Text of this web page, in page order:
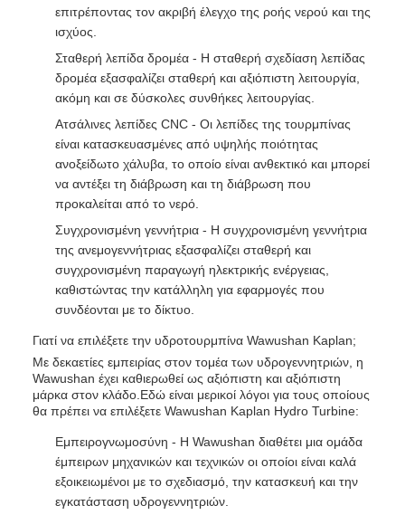
επιτρέποντας τον ακριβή έλεγχο της ροής νερού και της
ισχύος.
Σταθερή λεπίδα δρομέα - Η σταθερή σχεδίαση λεπίδας
δρομέα εξασφαλίζει σταθερή και αξιόπιστη λειτουργία,
ακόμη και σε δύσκολες συνθήκες λειτουργίας.
Ατσάλινες λεπίδες CNC - Οι λεπίδες της τουρμπίνας
είναι κατασκευασμένες από υψηλής ποιότητας
ανοξείδωτο χάλυβα, το οποίο είναι ανθεκτικό και μπορεί
να αντέξει τη διάβρωση και τη διάβρωση που
προκαλείται από το νερό.
Συγχρονισμένη γεννήτρια - Η συγχρονισμένη γεννήτρια
της ανεμογεννήτριας εξασφαλίζει σταθερή και
συγχρονισμένη παραγωγή ηλεκτρικής ενέργειας,
καθιστώντας την κατάλληλη για εφαρμογές που
συνδέονται με το δίκτυο.
Γιατί να επιλέξετε την υδροτουρμπίνα Wawushan Kaplan;
Με δεκαετίες εμπειρίας στον τομέα των υδρογεννητριών, η
Wawushan έχει καθιερωθεί ως αξιόπιστη και αξιόπιστη
μάρκα στον κλάδο.Εδώ είναι μερικοί λόγοι για τους οποίους
θα πρέπει να επιλέξετε Wawushan Kaplan Hydro Turbine:
Εμπειρογνωμοσύνη - Η Wawushan διαθέτει μια ομάδα
έμπειρων μηχανικών και τεχνικών οι οποίοι είναι καλά
εξοικειωμένοι με το σχεδιασμό, την κατασκευή και την
εγκατάσταση υδρογεννητριών.